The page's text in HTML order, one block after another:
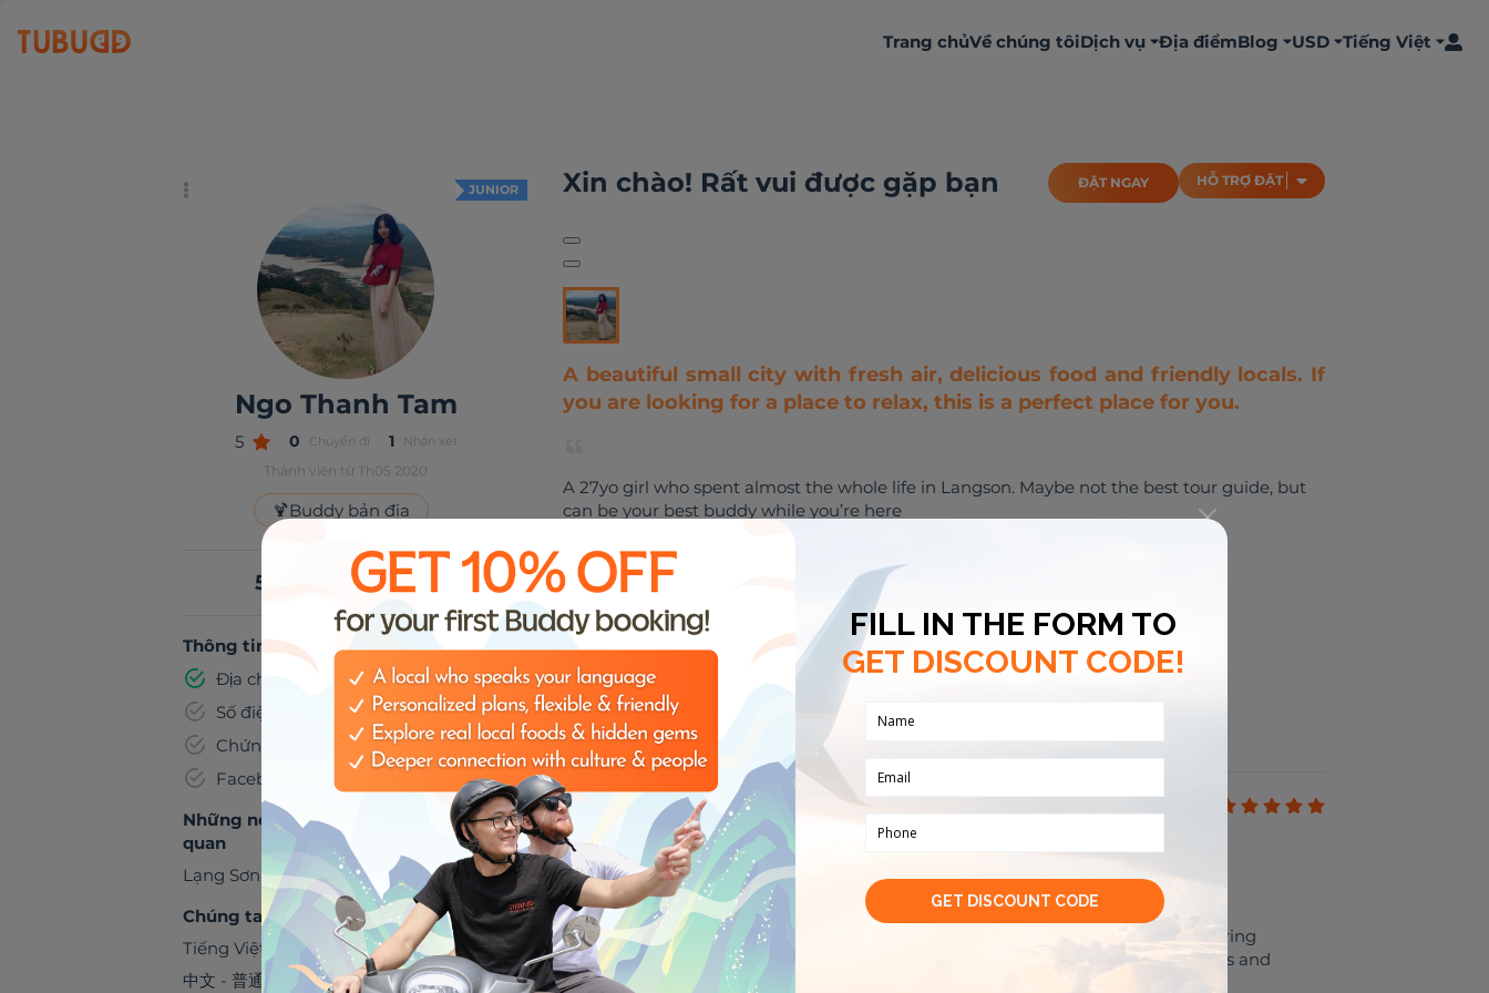
Trang chủVề chúng tôiDịch vụ Địa điểmBlog USD Tiếng Việt
JUNIOR
Ngo Thanh Tam
5 0 Chuyến đi 1 Nhận xét
Thành viên từ Th05 2020
🍹Buddy bản địa
5,00 US$ mỗi giờ
Thông tin đã được xác minh
Địa chỉ email
Số điện thoại
Chứng minh thư
Facebook
Những nơi chúng ta có thể đến thăm
quan
Lạng Sơn,Việt Nam
Chúng ta có thể trò chuyện bằng
Tiếng Việt
中文 - 普通话
Xin chào! Rất vui được gặp bạn ĐẶT NGAY HỖ TRỢ ĐẶT
A beautiful small city with fresh air, delicious food and friendly locals. If
you are looking for a place to relax, this is a perfect place for you.
A 27yo girl who spent almost the whole life in Langson. Maybe not the best tour guide, but
can be your best buddy while you’re here
Sở trường
Mua sắm
Đồ ăn và đồ uống
Sở thích
🏈
THỂ THAO
🎸 🌮
Nhận xét từ khách du lịch(1)
Minh Nguyen
16 Th10, 2024
Tam was a true advocate for preserving local culture, sharing
insights into the efforts being made to maintain traditions and
protect historical landmarks.